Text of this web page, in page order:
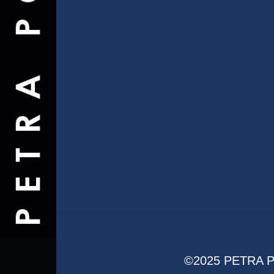
©2025 PETRA